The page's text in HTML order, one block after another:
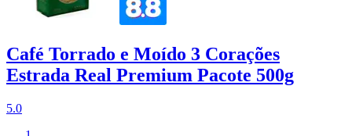
Café Torrado e Moído 3 Corações
Estrada Real Premium Pacote 500g
5.0